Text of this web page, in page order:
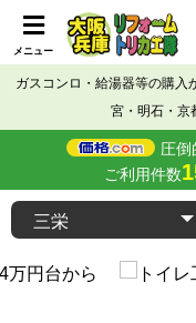
メニュー
ガスコンロ・給湯器等の購入
宮・明石・京
圧倒
ご利用件数